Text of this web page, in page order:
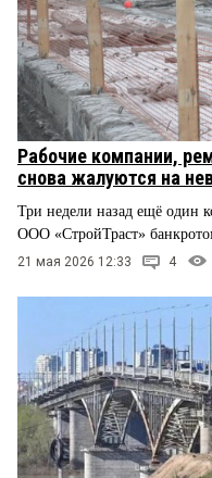
Рабочие компании,
снова жалуются на
Три недели назад ещё один
ООО «СтройТраст»
21 мая 2026 12:33 4